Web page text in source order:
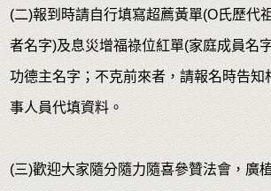
(二)報到時請自行填寫超薦黃單(O氏歷代
者名字)及息災增福祿位紅單(家庭成員名
功德主名字；不克前來者，請報名時告知
事人員代填資料。
(三)歡迎大家隨分隨力隨喜參贊法會，廣